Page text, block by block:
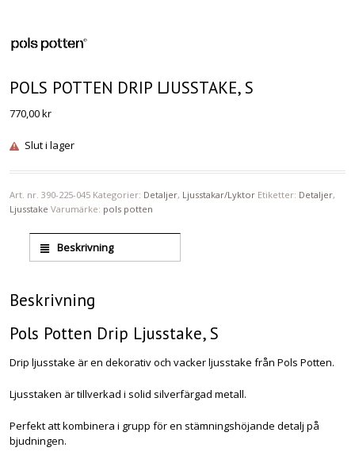
POLS POTTEN DRIP LJUSSTAKE, S
770,00kr
Slut i lager
Art. nr.390-225-045 Kategorier: Detaljer, Ljusstakar/Lyktor Etiketter: Detaljer,
Ljusstake Varumärke: pols potten
Beskrivning
Beskrivning
Pols Potten Drip Ljusstake, S
Drip ljusstake är en dekorativ och vacker ljusstake från Pols Potten.
Ljusstaken är tillverkad i solid silverfärgad metall.
Perfekt att kombinera i grupp för en stämningshöjande detalj på
bjudningen.